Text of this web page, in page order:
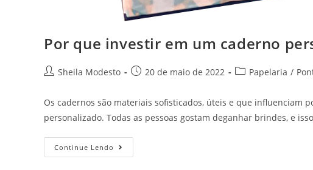
Por que investir em um caderno
Sheila Modesto 20 de maio de 2022 Papelaria /
Os cadernos são materiais sofisticados, úteis e que influenciam
personalizado. Todas as pessoas gostam deganhar brindes, e
Continue Lendo